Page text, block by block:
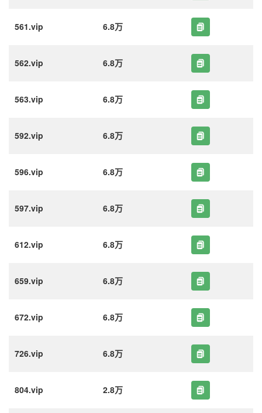
561.vip 6.8万
562.vip 6.8万
563.vip 6.8万
592.vip 6.8万
596.vip 6.8万
597.vip 6.8万
612.vip 6.8万
659.vip 6.8万
672.vip 6.8万
726.vip 6.8万
804.vip 2.8万